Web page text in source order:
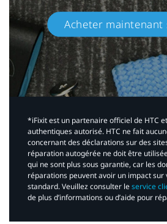
Acheter maintenant
*iFixit est un partenaire officiel de HTC
authentiques autorisé. HTC ne fait
concernant des déclarations sur des
réparation autogérée ne doit être
qui ne sont plus sous garantie, car les
réparations peuvent avoir un impact
standard. Veuillez consulter leservice
de plus d’informations ou d’aide pour